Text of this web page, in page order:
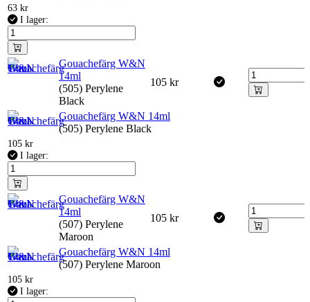
63 kr
I lager:
Gouachefärg W&N
14ml
(505) Perylene
Black
105 kr
Gouachefärg W&N 14ml
(505) Perylene Black
105 kr
I lager:
Gouachefärg W&N
14ml
(507) Perylene
Maroon
105 kr
Gouachefärg W&N 14ml
(507) Perylene Maroon
105 kr
I lager: